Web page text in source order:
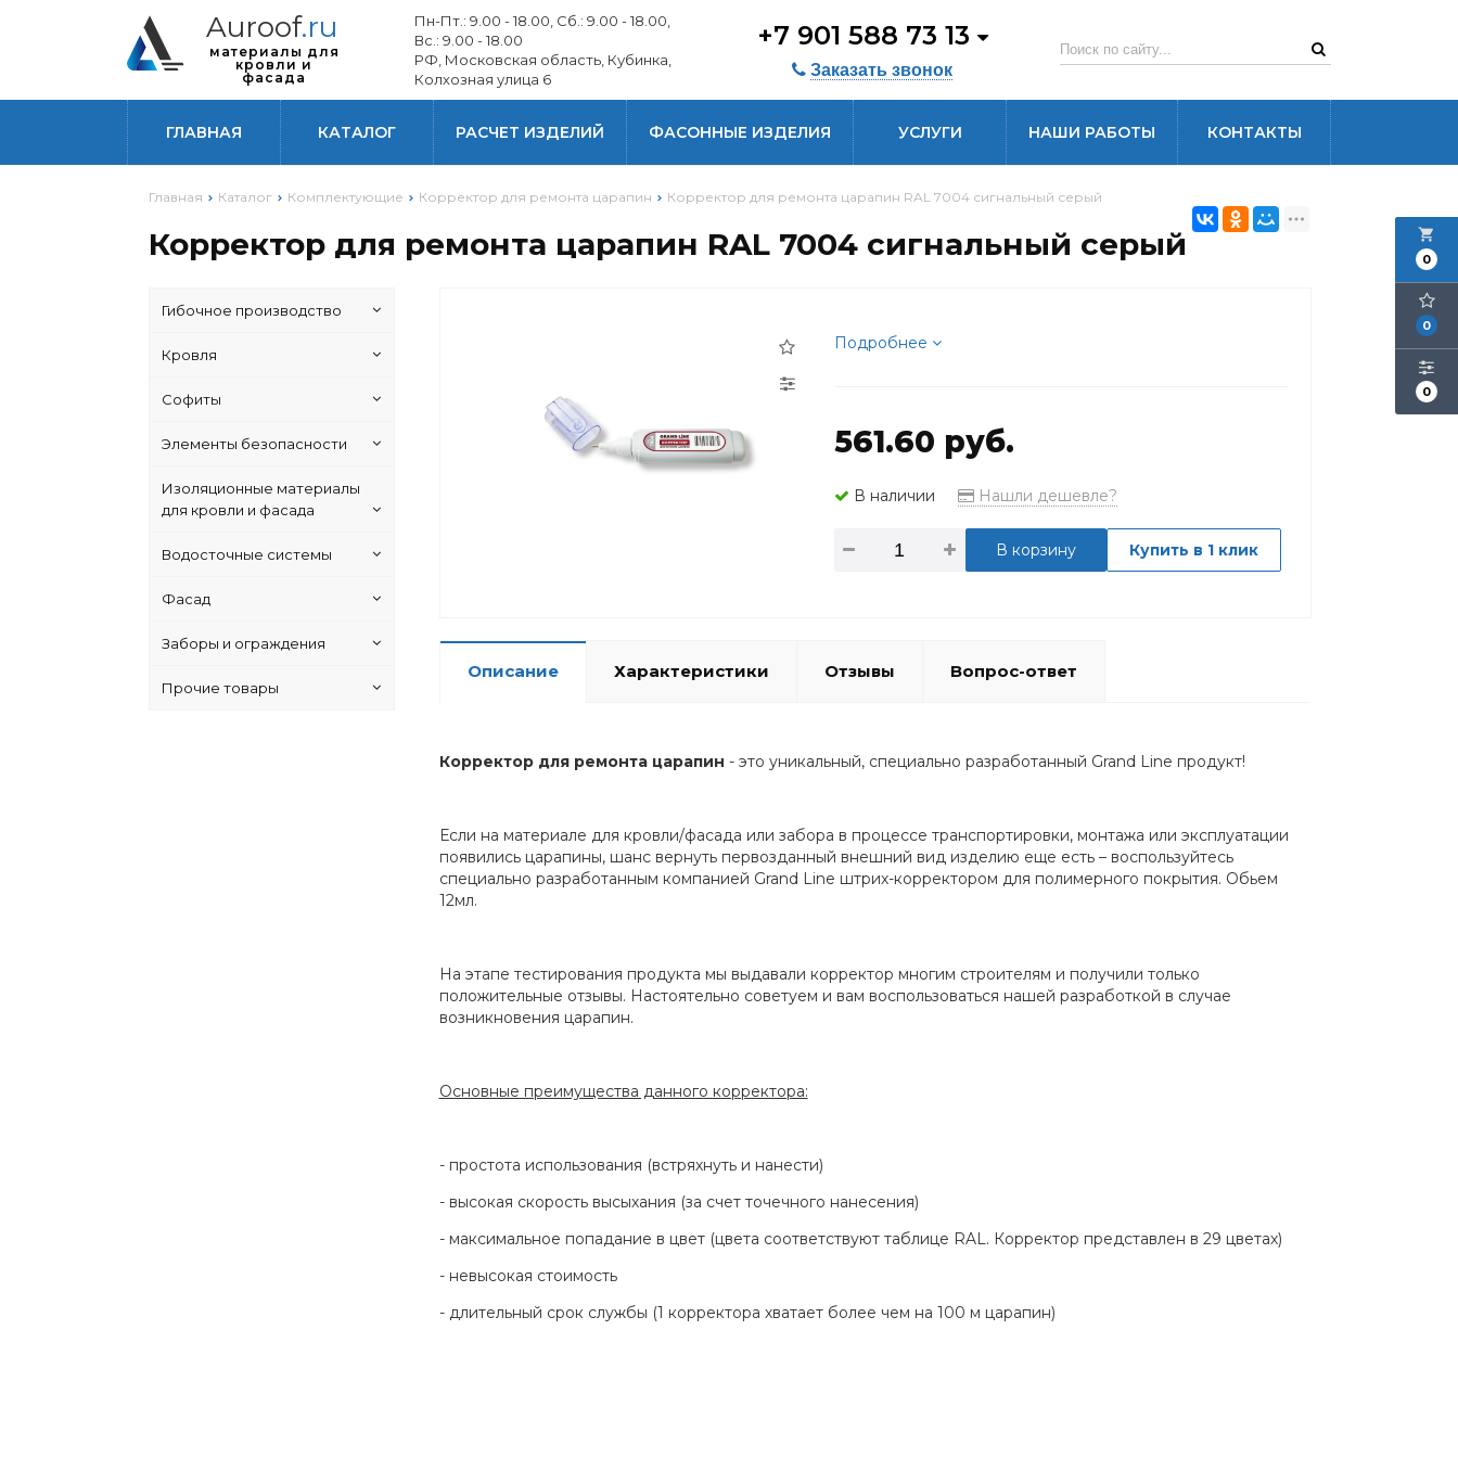
Auroof.ru
материалы для
кровли и
фасада
Пн-Пт.: 9.00 - 18.00, Сб.: 9.00 - 18.00,
Вс.: 9.00 - 18.00
РФ, Московская область, Кубинка,
Колхозная улица 6
+7 901 588 73 13
Заказать звонок
ГЛАВНАЯ КАТАЛОГ РАСЧЕТ ИЗДЕЛИЙ ФАСОННЫЕ ИЗДЕЛИЯ УСЛУГИ НАШИ РАБОТЫ КОНТАКТЫ
Главная Каталог Комплектующие Корректор для ремонта царапин Корректор для ремонта царапин RAL 7004 сигнальный серый
Корректор для ремонта царапин RAL 7004 сигнальный серый local_grocery_store
0
0
0
Гибочное производство
Кровля
Софиты
Элементы безопасности
Изоляционные материалы
для кровли и фасада
Водосточные системы
Фасад
Заборы и ограждения
Прочие товары
Подробнее
561.60 руб.
В наличии Нашли дешевле?
В корзину Купить в 1 клик
Описание Характеристики Отзывы Вопрос-ответ
Корректор для ремонта царапин - это уникальный, специально разработанный Grand Line продукт!
Если на материале для кровли/фасада или забора в процессе транспортировки, монтажа или эксплуатации
появились царапины, шанс вернуть первозданный внешний вид изделию еще есть – воспользуйтесь
специально разработанным компанией Grand Line штрих-корректором для полимерного покрытия. Обьем
12мл.
На этапе тестирования продукта мы выдавали корректор многим строителям и получили только
положительные отзывы. Настоятельно советуем и вам воспользоваться нашей разработкой в случае
возникновения царапин.
Основные преимущества данного корректора:
- простота использования (встряхнуть и нанести)
- высокая скорость высыхания (за счет точечного нанесения)
- максимальное попадание в цвет (цвета соответствуют таблице RAL. Корректор представлен в 29 цветах)
- невысокая стоимость
- длительный срок службы (1 корректора хватает более чем на 100 м царапин)